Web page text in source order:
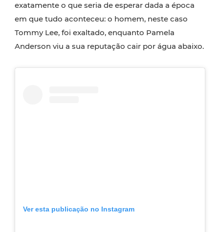
exatamente o que seria de esperar dada a época
em que tudo aconteceu: o homem, neste caso
Tommy Lee, foi exaltado, enquanto Pamela
Anderson viu a sua reputação cair por água abaixo.
Ver esta publicação no Instagram